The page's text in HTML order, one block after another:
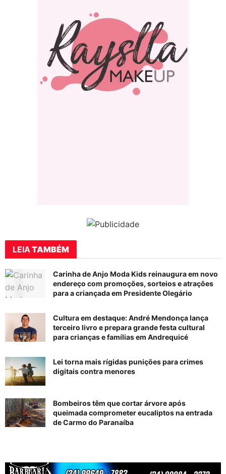
LEIA TAMBÉM
Carinha de Anjo Moda Kids reinaugura em novo
endereço com promoções, sorteios e atrações
para a criançada em Presidente Olegário
Cultura em destaque: André Mendonça lança
terceiro livro e prepara grande festa cultural
para crianças e famílias em Andrequicé
Lei torna mais rígidas punições para crimes
digitais contra menores
Bombeiros têm que cortar árvore após
queimada comprometer eucaliptos na entrada
de Carmo do Paranaíba